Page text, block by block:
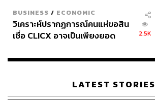
BUSINESS / ECONOMIC
วิเคราะห์ปรากฏการณ์คนแห่ขอสิน
เชื่อ CLICX อาจเป็นเพียงยอด
เรือนไทยที่ถูกซุกไว้
2.5K
LATEST STORIES